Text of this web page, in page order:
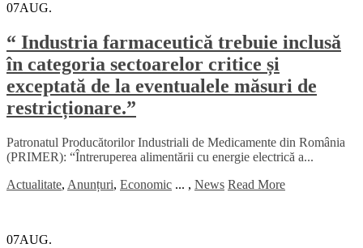
07AUG.
“ Industria farmaceutică trebuie inclusă
în categoria sectoarelor critice și
exceptată de la eventualele măsuri de
restricționare.”
Patronatul Producătorilor Industriali de Medicamente din România
(PRIMER): “Întreruperea alimentării cu energie electrică a...
Actualitate, Anunțuri, Economic ... , News Read More
07AUG.